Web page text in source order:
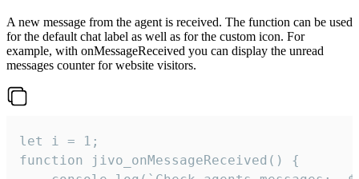
A new message from the agent is received. The function can be used
for the default chat label as well as for the custom icon. For
example, with onMessageReceived you can display the unread
messages counter for website visitors.
let i = 1;
function jivo_onMessageReceived() {